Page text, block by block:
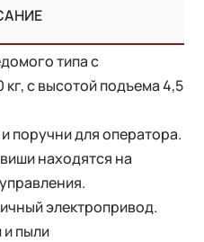
типа с
с высотой подъема 4,5
поручни для оператора.
находятся на
электропривод.
пыли